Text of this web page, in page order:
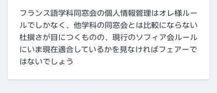
フランス語学科同窓会の個人情報管理はオレ様ルー
ルでしかなく、他学科の同窓会とは比較にならない
杜撰さが目につくものの、現行のソフィア会ルール
にいま現在適合しているかを見なければフェアーで
はないでしょう